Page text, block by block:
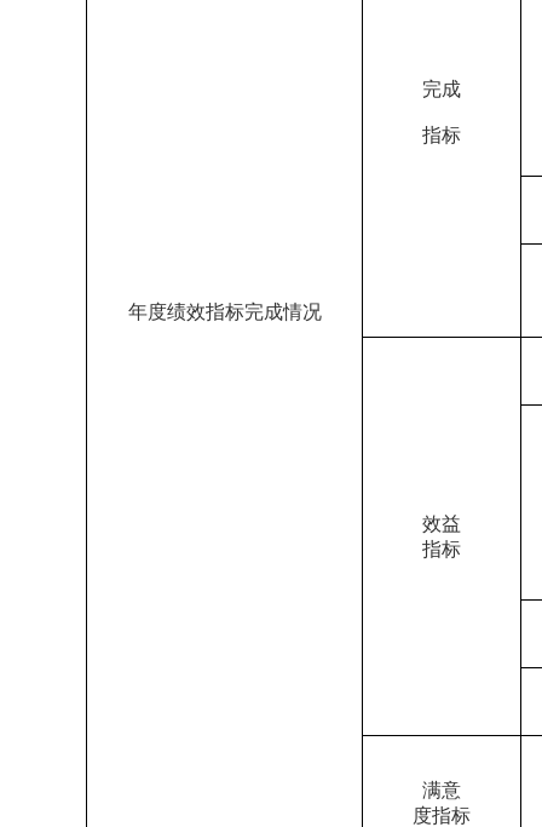
年度绩效指标完成情况
完成
指标
效益
指标
满意
度指标